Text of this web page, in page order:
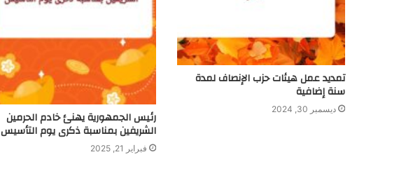
تمديد عمل هيئات حزب الإنصاف لمدة
سنة إضافية
ديسمبر 30, 2024 رئيس الجمهورية يهنئ خادم الحرمين
الشريفين بمناسبة ذكرى يوم التأسيس
فبراير 21, 2025